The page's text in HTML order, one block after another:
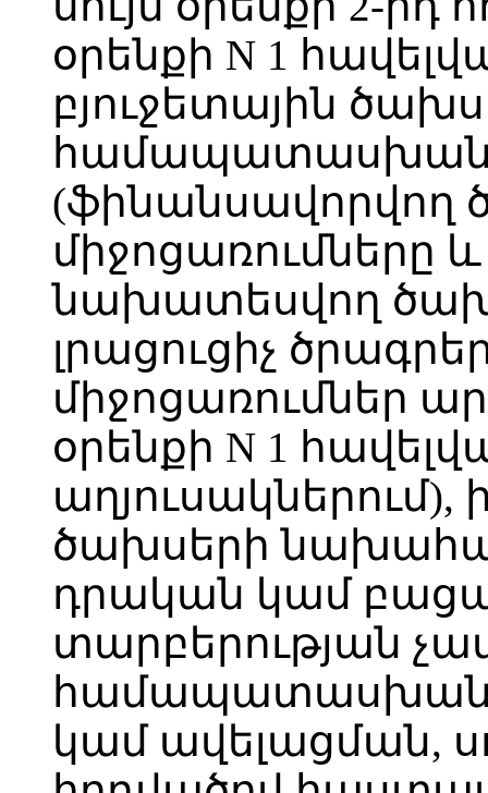
օրենքի N 1
բյուջետային
համապատասխան
(ֆինանսավորվող
միջոցառումները
նախատեսվող
լրացուցիչ
միջոցառումներ
օրենքի N 1
ծախսերի
դրական կամ
տարբերության
կամ ավելացման,